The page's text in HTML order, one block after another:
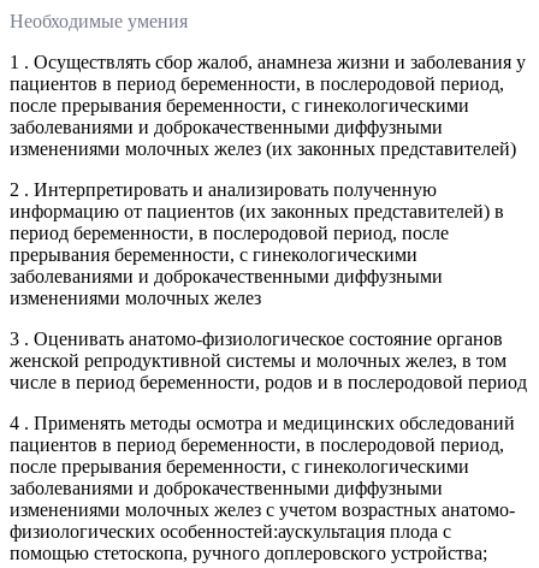
Необходимые умения
1 . Осуществлять сбор жалоб, анамнеза жизни и заболевания у
пациентов в период беременности, в послеродовой период,
после прерывания беременности, с гинекологическими
заболеваниями и доброкачественными диффузными
изменениями молочных желез (их законных представителей)
2 . Интерпретировать и анализировать полученную
информацию от пациентов (их законных представителей) в
период беременности, в послеродовой период, после
прерывания беременности, с гинекологическими
заболеваниями и доброкачественными диффузными
изменениями молочных желез
3 . Оценивать анатомо-физиологическое состояние органов
женской репродуктивной системы и молочных желез, в том
числе в период беременности, родов и в послеродовой период
4 . Применять методы осмотра и медицинских обследований
пациентов в период беременности, в послеродовой период,
после прерывания беременности, с гинекологическими
заболеваниями и доброкачественными диффузными
изменениями молочных желез с учетом возрастных анатомо-
физиологических особенностей:аускультация плода с
помощью стетоскопа, ручного доплеровского устройства;